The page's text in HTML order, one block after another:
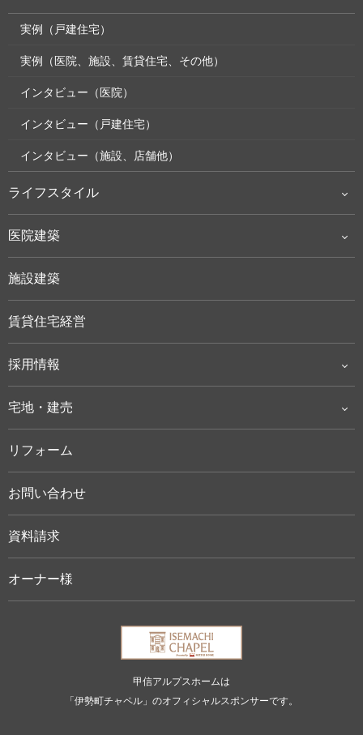
実例（戸建住宅）
実例（医院、施設、賃貸住宅、その他）
インタビュー（医院）
インタビュー（戸建住宅）
インタビュー（施設、店舗他）
ライフスタイル
医院建築
施設建築
賃貸住宅経営
採用情報
宅地・建売
リフォーム
お問い合わせ
資料請求
オーナー様
甲信アルプスホームは
「伊勢町チャペル」のオフィシャルスポンサーです。